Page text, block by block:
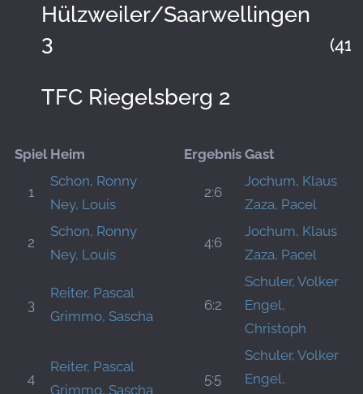
Hülzweiler/Saarwellingen
3
TFC Riegelsberg 2
Spiel Heim Ergebnis Gast
1
Schon, Ronny
Ney, Louis
2:6
Jochum, Klaus
Zaza, Pacel
2
Schon, Ronny
Ney, Louis
4:6
Jochum, Klaus
Zaza, Pacel
3
Reiter, Pascal
Grimmo, Sascha
6:2
Schuler, Volker
Engel,
Christoph
4
Reiter, Pascal
Grimmo, Sascha
5:5
Schuler, Volker
Engel,